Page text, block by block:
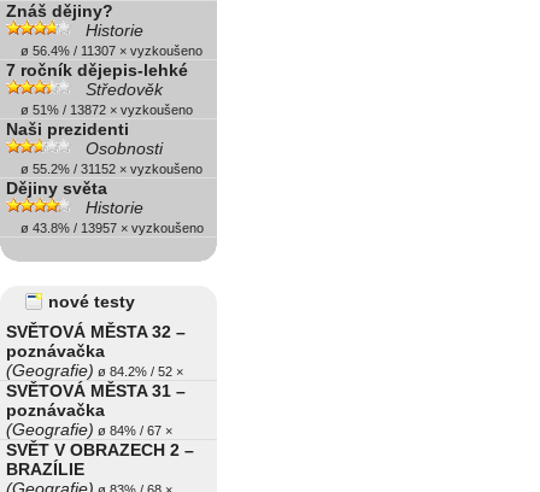
Znáš dějiny?
Historie
ø 56.4% / 11307 × vyzkoušeno
7 ročník dějepis-lehké
Středověk
ø 51% / 13872 × vyzkoušeno
Naši prezidenti
Osobnosti
ø 55.2% / 31152 × vyzkoušeno
Dějiny světa
Historie
ø 43.8% / 13957 × vyzkoušeno
nové testy
SVĚTOVÁ MĚSTA 32 –
poznávačka
(Geografie) ø 84.2% / 52 ×
SVĚTOVÁ MĚSTA 31 –
poznávačka
(Geografie) ø 84% / 67 ×
SVĚT V OBRAZECH 2 –
BRAZÍLIE